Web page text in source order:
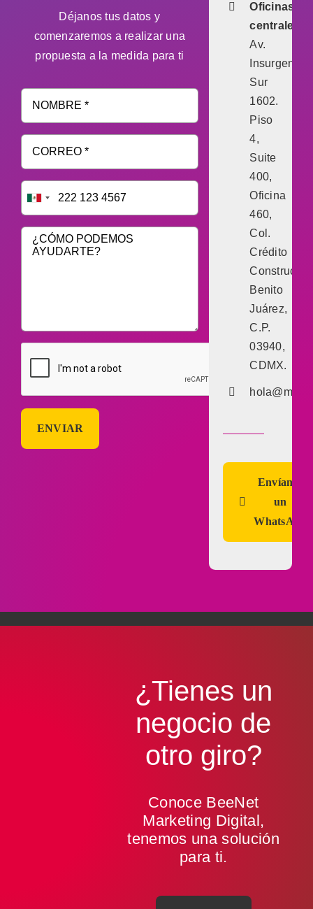
Déjanos tus datos y
comenzaremos a realizar una
propuesta a la medida para ti
Oficinas
centrales:
Av.
Insurgentes
Sur
1602.
Piso
4,
Suite
400,
Oficina
460,
Col.
Crédito
Constructor,
Benito
Juárez,
C.P.
03940,
CDMX.
Envíanos
un
WhatsApp
¿Tienes un
negocio de
otro giro?
Conoce BeeNet
Marketing Digital,
tenemos una solución
para ti.